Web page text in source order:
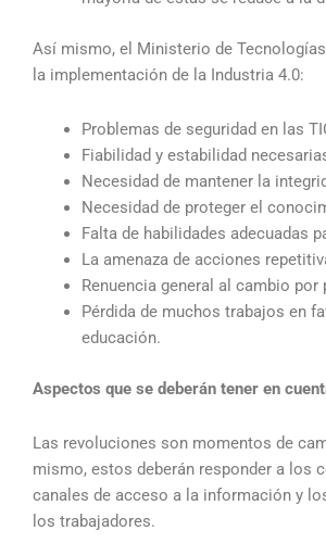
Así mismo, el Ministerio de
la implementación de la Industria 4.0:
Problemas de seguridad en las
Fiabilidad y estabilidad
Necesidad de mantener la
Necesidad de proteger el
Falta de habilidades adecuadas
La amenaza de acciones
Renuencia general al cambio
Pérdida de muchos trabajos en
educación.
Aspectos que se deberán tener en
Las revoluciones son momentos de
mismo, estos deberán responder a los
canales de acceso a la información y
los trabajadores.